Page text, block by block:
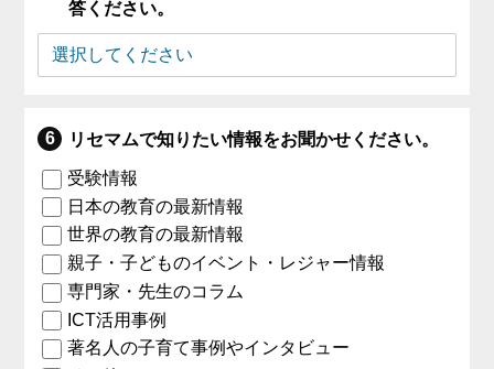
答ください。
リセマムで知りたい情報をお聞かせください。
受験情報
日本の教育の最新情報
世界の教育の最新情報
親子・子どものイベント・レジャー情報
専門家・先生のコラム
ICT活用事例
著名人の子育て事例やインタビュー